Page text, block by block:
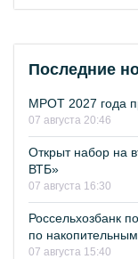
Последние
МРОТ 2027 года
07 августа 20:46
Открыт набор на
ВТБ»
07 августа 16:30
Россельхозбанк
по
07 августа 15:40